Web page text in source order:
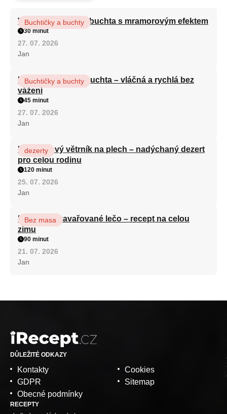
Vláčná olejová litá buchta s mramorovým efektem
Buchtičky a buchty
30 minut
27. 07. 2026
Jan
Hrnková maková buchta – vláčná a rychlá bez
vážení
Buchtičky a buchty
45 minut
27. 07. 2026
Jan
Karamelový větrník na plech – nadýchaný dezert
pro celou rodinu
dezerty
120 minut
25. 07. 2026
Jan
Babiččino zavařované lečo – recept na celou
zimu
Bez masa
90 minut
21. 07. 2026
Jan
DŮLEŽITÉ ODKAZY
Kontakty
GDPR
Obecné podmínky
Cookies
Sitemap
RECEPTY